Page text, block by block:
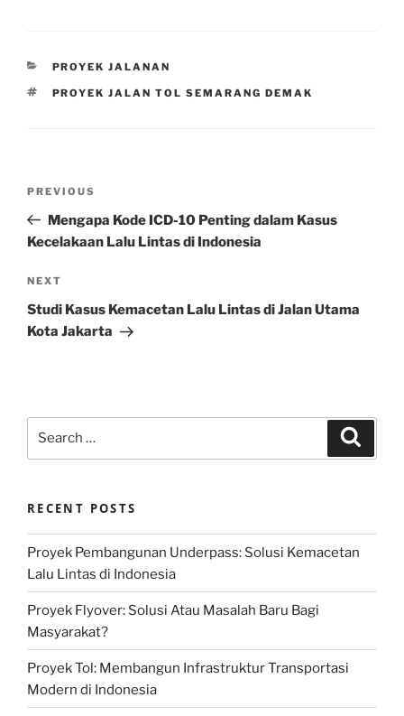
CATEGORIES
PROYEK JALANAN
TAGS
PROYEK JALAN TOL SEMARANG DEMAK
Previous
Post
PREVIOUS
Mengapa Kode ICD-10 Penting dalam Kasus
Kecelakaan Lalu Lintas di Indonesia
Next
Post
NEXT
Studi Kasus Kemacetan Lalu Lintas di Jalan Utama
Kota Jakarta
RECENT POSTS
Proyek Pembangunan Underpass: Solusi Kemacetan
Lalu Lintas di Indonesia
Proyek Flyover: Solusi Atau Masalah Baru Bagi
Masyarakat?
Proyek Tol: Membangun Infrastruktur Transportasi
Modern di Indonesia